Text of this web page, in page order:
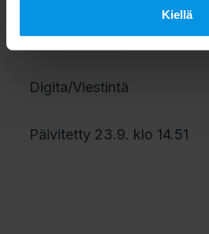
Kiellä
Digita pahoittelee
haittaa.
Digita/Viestintä
Päivitetty 23.9. klo 14.51